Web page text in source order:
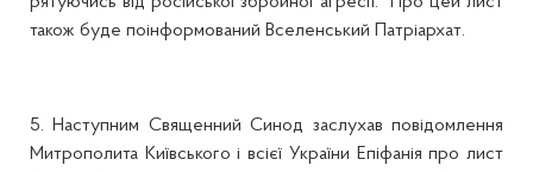
також буде поінформований Вселенський Патріархат.
5. Наступним Священний Синод заслухав повідомлення
Митрополита Київського і всієї України Епіфанія про лист